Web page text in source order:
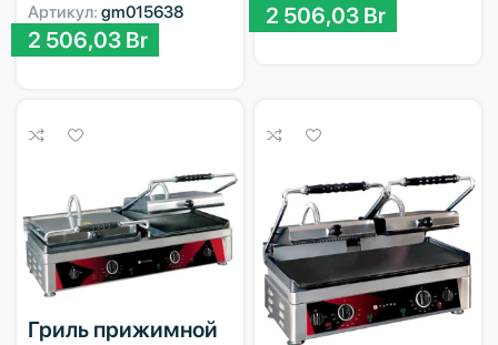
Артикул: gm015638
2 506,03 Br
2 506,03 Br
Гриль прижимной